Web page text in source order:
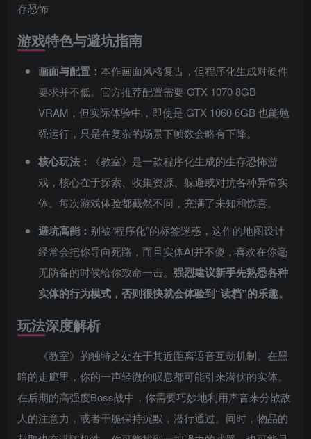
存恐怖
游戏特色与避坑指南
画面与配置： 本作画面风格复古，但程序化生成对硬件
要求并不低。官方推荐配置需要 GTX 1070 8GB
VRAM，但实际体验中，即使是 GTX 1060 6GB 也能勉
强运行，只是在复杂的场景下帧数会略有下降。
核心玩法：
《教室》是一款程序化生成的生存恐怖游
戏，核心在于探索、收集资源、躲避或对抗各种异常实
体。每次游戏体验都截然不同，充满了未知和惊喜。
避坑高能： 别被“程序化”的标签迷惑，这作的地图设计
经常会把你导向死路，而且实体AI并不傻，喜欢在你毫
无防备的时候给你致命一击。 强烈建议新手先熟悉各种
实体的行为模式，否则很快就会体验到“读档”的乐趣。
玩法深度解析
《教室》的独特之处在于其近距离语音互动机制。在黑
暗的走廊里，你的一声轻微的叹息都可能引来潜伏的实体。
在后期的高强度Boss战中，你需要巧妙地利用声音来分散敌
人的注意力，或者干脆保持沉默，潜行通过。同时，物品的